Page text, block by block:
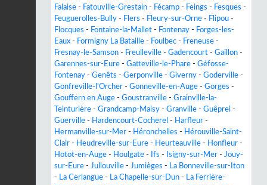
Falaise - Fatouville-Grestain - Fécamp - Feings - Fesques -
Feuguerolles-Bully - Flers - Fleury-sur-Orne - Flipou -
Flocques - Fontaine-la-Mallet - Fontenay - Forges-les-
Eaux - Formigny La Bataille - Foulbec - Freneuse -
Fresnay-le-Samson - Freulleville - Gadencourt - Gaillon -
Garennes-sur-Eure - Gatteville-le-Phare - Géfosse-
Fontenay - Genêts - Gerponville - Giverny - Goderville -
Gonfreville-l'Orcher - Gonneville-en-Auge - Gorges -
Gouffern en Auge - Goustranville - Grainville-la-
Teinturière - Grandcamp-Maisy - Granville - Guêprei -
Guerville - Hardencourt-Cocherel - Harfleur -
Hermanville-sur-Mer - Héronchelles - Hérouville-Saint-
Clair - Heudreville-sur-Eure - Heurteauville - Honfleur -
Hotot-en-Auge - Houlgate - Ifs - Isigny-sur-Mer - Jouy-
sur-Eure - Jullouville - Jumièges - La Bonneville-sur-Iton
- La Cerlangue - La Chapelle-sur-Dun - La Ferrière-